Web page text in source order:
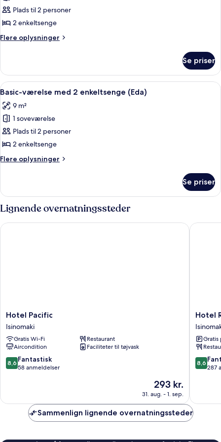
Standardværelse
med
2
enkeltsenge
Plads til 2 personer
2 enkeltsenge
Flere oplysninger
Flere
med
enkeltsenge
Se priser
Indlæs
alle
billeder
af
Basic-
værelse
med
2
(Eda)
Et soveværelse med seng, en
7
Basic-værelse med 2 enkeltsenge (Eda)
9 m²
1 soveværelse
Plads til 2 personer
2 enkeltsenge
Flere oplysninger
Flere
værelse
med
2
enkeltsenge
(Eda)
Se priser
Lignende overnatningssteder
Hotel
Pacific
Isinomaki
Hotel Pacific
Isinomaki
Gratis Wi-Fi
Restaurant
Aircondition
Faciliteter til tøjvask
8.6
ud
58
anmeldelser
8,6 Fantastisk
58 anmeldelser
Prisen
293 kr.
293 kr.
31. aug. - 1. sep.
Hotel Pacific
Hotel
Route
Inn
Chuo
Hotel
Gratis
8.6
ud
287
8,6
287
Hotel
Sammenlign lignende overnatningssteder